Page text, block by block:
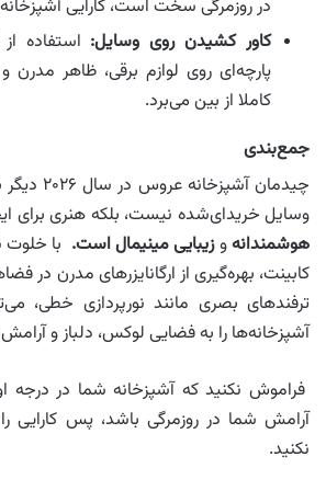
در روزمرگی سخت است، کارایی
کاور کشیدن روی وسایل: استفاده
پارچه‌ای روی لوازم برقی، ظاهر مدرن
کاملا از بین می‌برد.
جمع‌بندی
چیدمان
وسایل خریدای‌شده نیست، بلکه هنری برای
هوشمندانهوزیبایی مینیمال است. با
کابینت، بهره‌گیری از ارگانایزرهای مدرن در
ترفندهای بصری مانند نورپردازی خطی،
آشپزخانه‌ها را به فضایی لوکس، دلباز و
فراموش نکنید که آشپزخانه شما در درجه
آرامش شما در روزمرگی باشد، پس کارایی
نکنید.